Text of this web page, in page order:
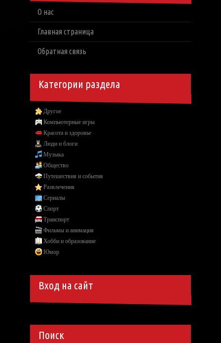
О нас
Главная страница
Обратная связь
Категории раздела
Другое
Компьютерные игры
Красота и здоровье
Люди и блоги
Музыка
Общество
Путешествия и события
Развлечения
Сериалы
Спорт
Транспорт
Фильмы и анимация
Хобби и образование
Юмор
Вход на сайт
Поиск